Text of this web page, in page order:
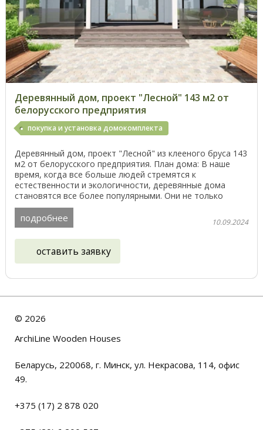
Деревянный дом, проект "Лесной" 143 м2 от
белорусского предприятия
покупка и установка домокомплекта
Деревянный дом, проект "Лесной" из клееного бруса 143
м2 от белорусского предприятия. План дома: В наше
время, когда все больше людей стремятся к
естественности и экологичности, деревянные дома
становятся все более популярными. Они не только
красивы ...
подробнее 10.09.2024
оставить заявку
© 2026
ArchiLine Wooden Houses
Беларусь, 220068, г. Минск, ул. Некрасова, 114, офис
49.
+375 (17) 2 878 020